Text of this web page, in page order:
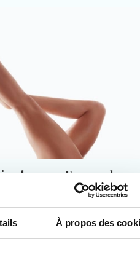
À propos des
laser en France : le
accessible. Depuis le
mai 2024, cette activité